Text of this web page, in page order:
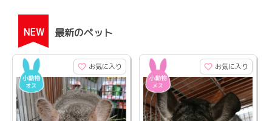
NEW 最新のペット
お気に入り お気に入り